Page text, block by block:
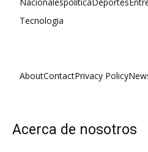
Tecnologia
AboutContactPrivacy Policy
Acerca de nosotros